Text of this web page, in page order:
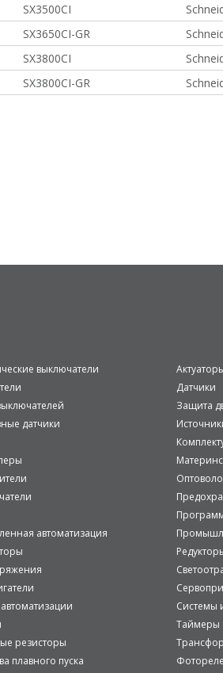
SX3500CI
SX3650CI-GR
SX3800CI
SX3800CI-GR
выключатели
Датчики
Защита
датчики
автоматизация
Системы
Таймеры
резисторы
плавного пуска Фотореле